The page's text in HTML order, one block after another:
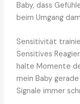
Baby, dass
beim Umgang
Sensitivität
Sensitives
halte Momente
mein Baby
Signale immer